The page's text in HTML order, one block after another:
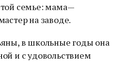
семье: мама—
на заводе.
в школьные годы она
и с удовольствием